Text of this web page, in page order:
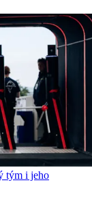
tým i jeho